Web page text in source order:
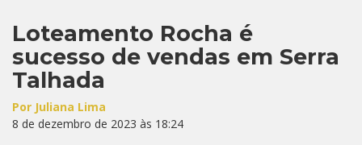
Loteamento Rocha é
sucesso de vendas em Serra
Talhada
Por Juliana Lima
8 de dezembro de 2023 às 18:24